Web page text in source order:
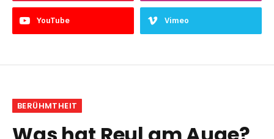
YouTube Vimeo
BERÜHMTHEIT